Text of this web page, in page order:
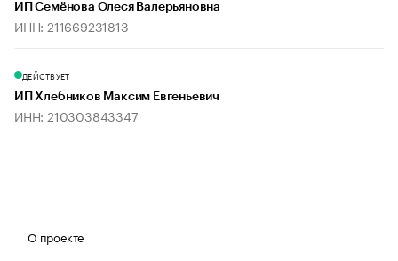
ИП Семёнова Олеся Валерьяновна
ИНН: 211669231813
ДЕЙСТВУЕТ
ИП Хлебников Максим Евгеньевич
ИНН: 210303843347
О проекте